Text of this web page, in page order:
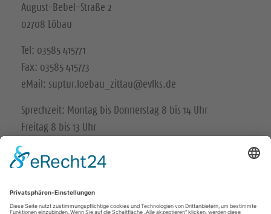
August-Bebel-Straße 2
02708 Löbau
Tel: 03585 415771
Fax: 03585 415773
eMail: suptur.loebau_zittau@evlks.de
Sprechzeit: Montag bis Donnerstag 8 bis 14 Uhr
Freitag 8 bis 13 Uhr